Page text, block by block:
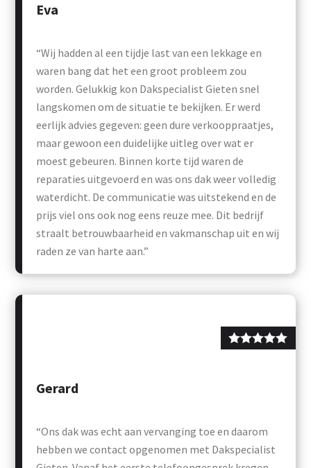
“Wij hadden al een tijdje last van een lekkage en
waren bang dat het een groot probleem zou
worden. Gelukkig kon Dakspecialist Gieten snel
langskomen om de situatie te bekijken. Er werd
eerlijk advies gegeven: geen dure verkooppraatjes,
maar gewoon een duidelijke uitleg over wat er
moest gebeuren. Binnen korte tijd waren de
reparaties uitgevoerd en was ons dak weer volledig
waterdicht. De communicatie was uitstekend en de
prijs viel ons ook nog eens reuze mee. Dit bedrijf
straalt betrouwbaarheid en vakmanschap uit en wij
raden ze van harte aan.”
Eva
“Ons dak was echt aan vervanging toe en daarom
hebben we contact opgenomen met Dakspecialist
Gerard